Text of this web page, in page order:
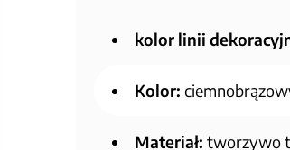
kolor linii
Kolor:
Materiał: tworzywo